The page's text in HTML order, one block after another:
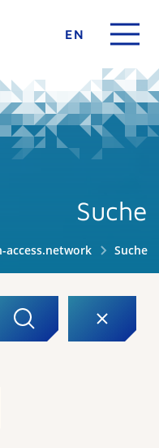
EN
Suche
access.network Suche